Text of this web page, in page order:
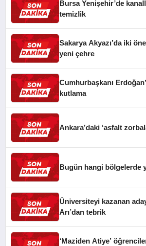
Bursa Yenişehir’de
temizlik
Sakarya Akyazı’da iki
yeni çehre
Cumhurbaşkanı
kutlama
Ankara’daki ‘asfalt
Bugün hangi bölgelerde
Üniversiteyi kazanan
Arı’dan tebrik
‘Maziden Atiye’